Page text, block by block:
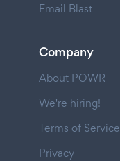
Email Blast
Company
About POWR
We're hiring!
Terms of Service
Privacy